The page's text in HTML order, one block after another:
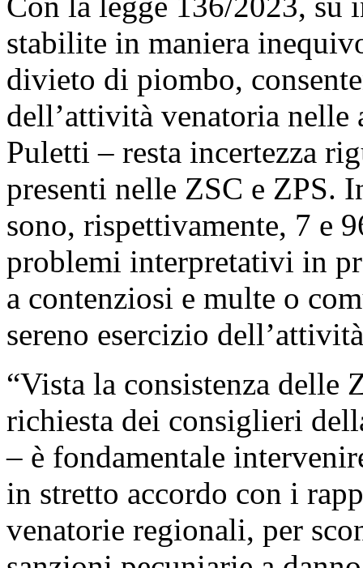
stabilite in maniera
divieto di piombo,
dell’attività venatoria nelle
Puletti – resta incertezza
presenti nelle ZSC e ZPS.
sono, rispettivamente, 7 e
problemi interpretativi in
a contenziosi e multe o
sereno esercizio
“Vista la consistenza delle
richiesta dei consiglieri
– è fondamentale
in stretto accordo con i
venatorie regionali, per